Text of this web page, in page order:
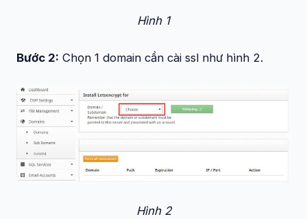
Hình 1
Bước 2: Chọn 1 domain cần cài ssl như hình 2.
Hình 2